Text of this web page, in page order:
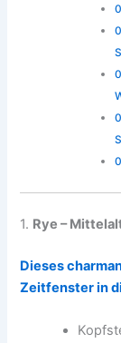
1. Rye –
Dieses
Zeitfenster in